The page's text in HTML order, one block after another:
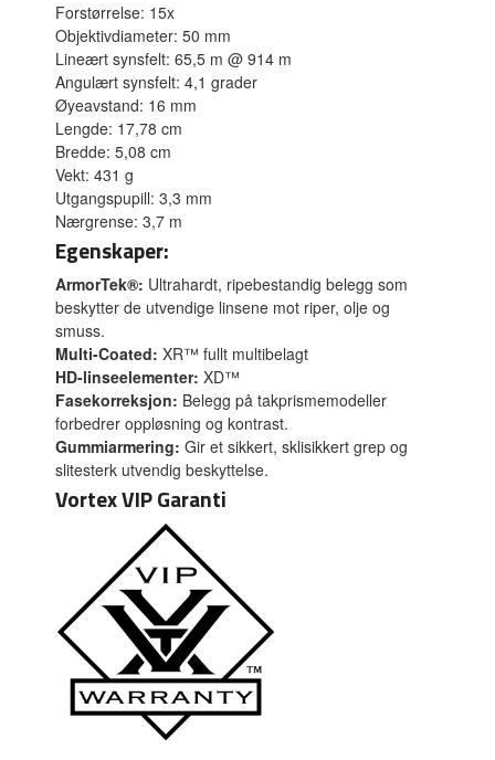
Forstørrelse: 15x
Objektivdiameter: 50 mm
Lineært synsfelt: 65,5 m @ 914 m
Angulært synsfelt: 4,1 grader
Øyeavstand: 16 mm
Lengde: 17,78 cm
Bredde: 5,08 cm
Vekt: 431 g
Utgangspupill: 3,3 mm
Nærgrense: 3,7 m
Egenskaper:
ArmorTek®: Ultrahardt, ripebestandig belegg som
beskytter de utvendige linsene mot riper, olje og
smuss.
Multi-Coated: XR™ fullt multibelagt
HD-linseelementer: XD™
Fasekorreksjon: Belegg på takprismemodeller
forbedrer oppløsning og kontrast.
Gummiarmering: Gir et sikkert, sklisikkert grep og
slitesterk utvendig beskyttelse.
Vortex VIP Garanti